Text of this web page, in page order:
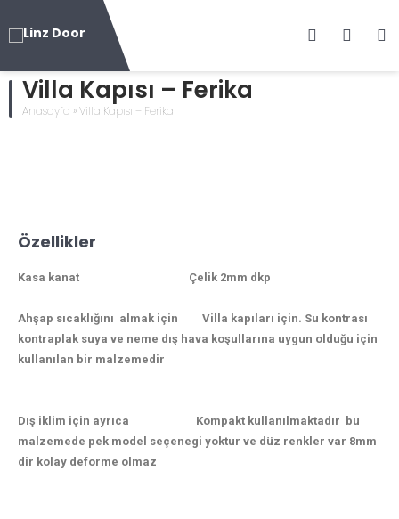
Villa Kapısı – Ferika
Anasayfa » Villa Kapısı – Ferika
Özellikler
Kasa kanat Çelik 2mm dkp
Ahşap sıcaklığını almak için Villa kapıları için. Su kontrası
kontraplak suya ve neme dış hava koşullarına uygun olduğu için
kullanılan bir malzemedir
Dış iklim için ayrıca
Kompakt kullanılmaktadır bu
malzemede pek model seçenegi yoktur ve düz renkler var 8mm
dir kolay deforme olmaz